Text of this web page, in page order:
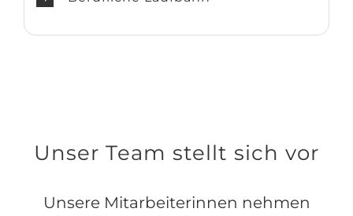
Unser Team stellt sich vor
Unsere Mitarbeiterinnen nehmen